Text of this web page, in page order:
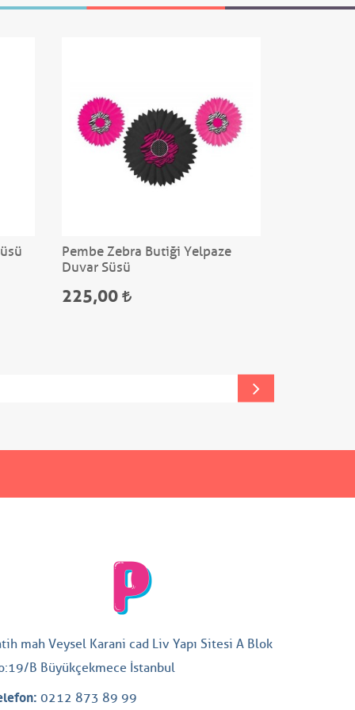
Pembe Zebra Butiği Yelpaze
Duvar Süsü
225,00
mah Veysel Karani cad Liv Yapı Sitesi A Blok
B Büyükçekmece İstanbul
0212 873 89 99